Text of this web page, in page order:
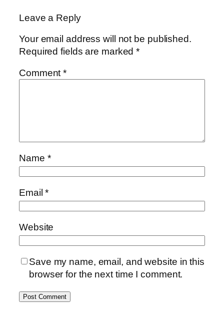
Leave a Reply
Your email address will not be published.
Required fields are marked*
Comment*
Name *
Email*
Website
Save my name, email, and website in this
browser for the next time I comment.